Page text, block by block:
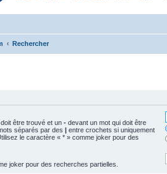
Rechercher
être trouvé et un - devant un mot qui doit être
séparés par des | entre crochets si uniquement
le caractère « * » comme joker pour des
joker pour des recherches partielles.